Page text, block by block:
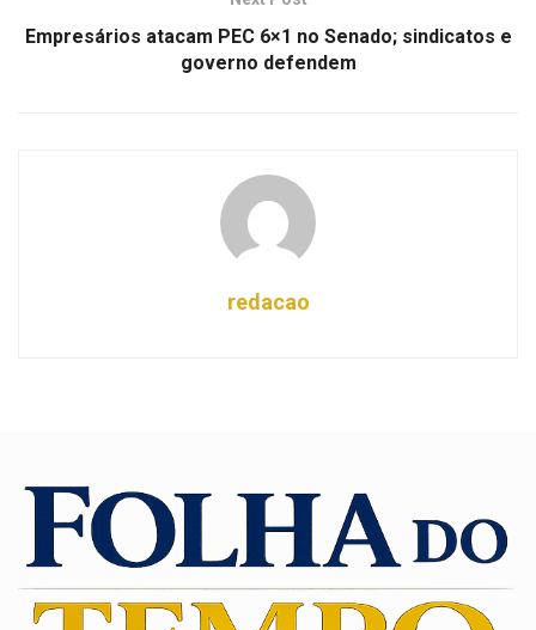
Empresários atacam PEC 6×1 no Senado; sindicatos e
governo defendem
redacao